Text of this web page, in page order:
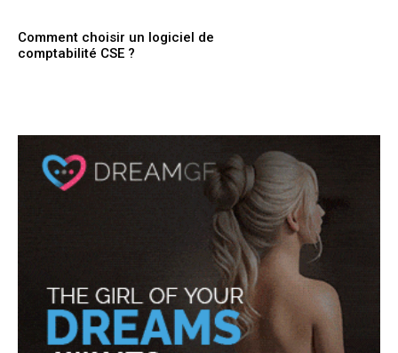
Comment choisir un logiciel de
comptabilité CSE ?